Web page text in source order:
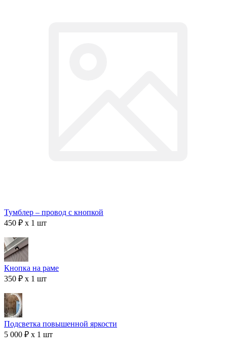
Тумблер – провод с кнопкой
450 ₽ x 1 шт
Кнопка на раме
350 ₽ x 1 шт
Подсветка повышенной яркости
5 000 ₽ x 1 шт